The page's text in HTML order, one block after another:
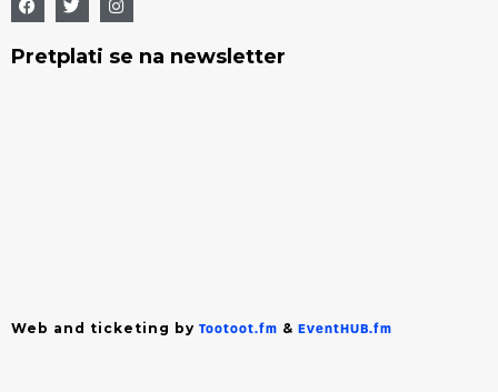
Pretplati se na newsletter
Web and ticketing by Tootoot.fm & EventHUB.fm